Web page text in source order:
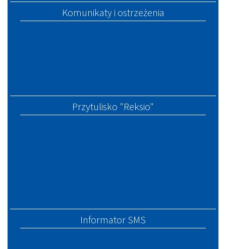
Komunikaty i ostrzeżenia
Przytulisko "Reksio"
Informator SMS